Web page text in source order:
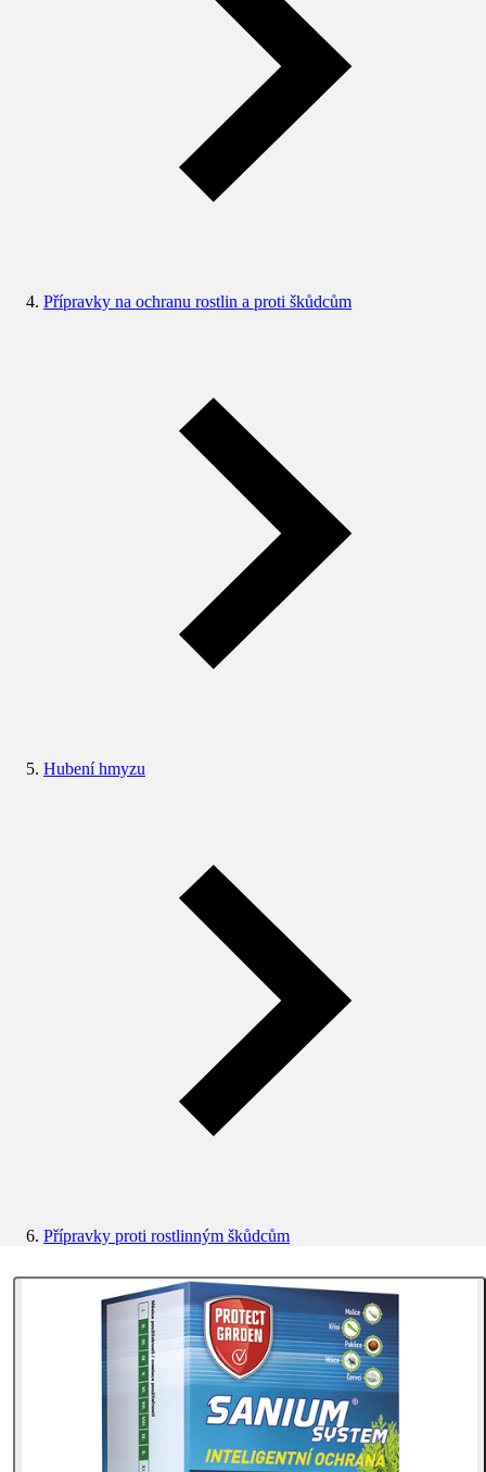
Přípravky na ochranu rostlin a proti škůdcům
Hubení hmyzu
Přípravky proti rostlinným škůdcům